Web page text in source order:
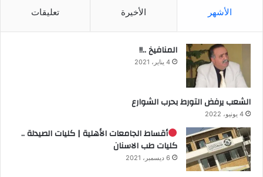
الأشهر الأخيرة تعليقات
المنافيخ ..!!
4 يناير، 2021
الشعب يرفض التورط بحرب الشوارع
4 يونيو، 2022
أقساط الجامعات الأهلية | كليات الصيدلة ..
كليات طب الاسنان
6 ديسمبر، 2021